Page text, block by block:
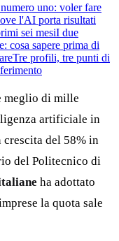
uno: voler fare
l'AI porta risultati
sei mesiI due
cosa sapere prima di
Tre profili, tre punti di
meglio di mille
artificiale in
del 58% in
del Politecnico di
ha adottato
la quota sale